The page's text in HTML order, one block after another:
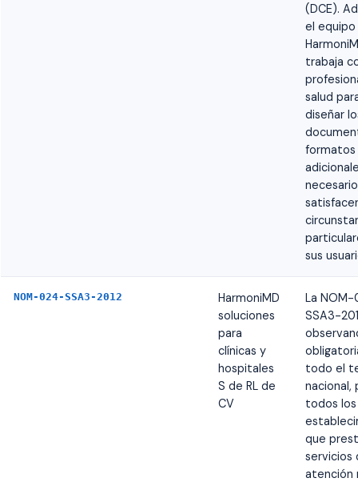
(DCE).
el
trabaja
salud
diseñar
formatos
sus
NOM-024-SSA3-2012
HarmoniMD
soluciones
para
clínicas y
hospitales
S de RL de
CV
La
SSA3-
todo el
nacional,
todos los
que
servicios
atención